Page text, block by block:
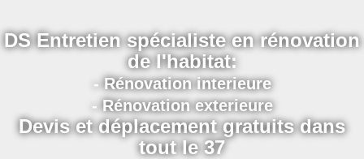
DS Entretien spécialiste en rénovation
de l'habitat:
- Rénovation interieure
- Rénovation exterieure
Devis et déplacement gratuits dans
tout le 37